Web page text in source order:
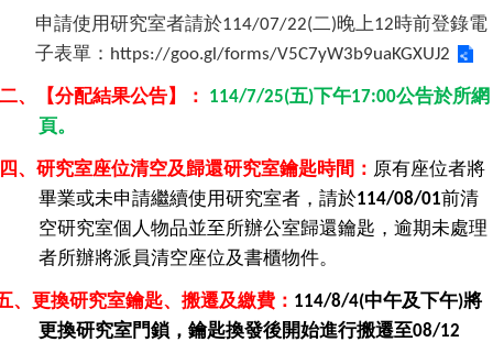
術
家
發
展
研
究
期
刊
申請使用研究室者請於114/07/22(二)晚上12時前登錄電
子表單： https://goo.gl/forms/V5C7yW3b9uaKGXUJ2
、【分配結果公告】： 114/7/25(五)下午17:00公告於所網
頁。
、研究室座位清空及歸還研究室鑰匙時間： 原有座位者將
畢業或未申請繼續使用研究室者，請於114/08/01前清
空研究室個人物品並至所辦公室歸還鑰匙，逾期未處理
者所辦將派員清空座位及書櫃物件。
、更換研究室鑰匙、搬遷及繳費： 114/8/4(中午及下午)將
更換研究室門鎖，鑰匙換發後開始進行搬遷至08/12